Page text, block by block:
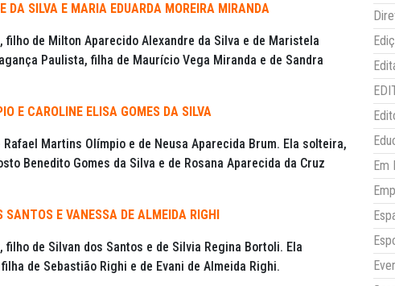
DA SILVA E MARIA EDUARDA MOREIRA MIRANDA
de Milton Aparecido Alexandre da Silva e de Maristela
Paulista, filha de Maurício Vega Miranda e de Sandra
E CAROLINE ELISA GOMES DA SILVA
Martins Olímpio e de Neusa Aparecida Brum. Ela solteira,
Benedito Gomes da Silva e de Rosana Aparecida da Cruz
E VANESSA DE ALMEIDA RIGHI
de Silvan dos Santos e de Silvia Regina Bortoli. Ela
de Sebastião Righi e de Evani de Almeida Righi.